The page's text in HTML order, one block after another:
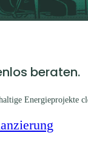
beraten.
Energieprojekte